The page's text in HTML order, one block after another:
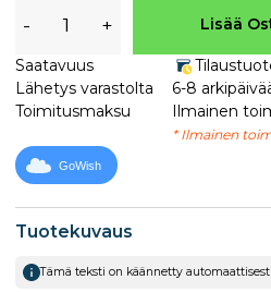
Tuotekuvaus
Tämä teksti on käännetty automaattisesti
- + Lisää
Saatavuus
Lähetys varastolta
6-8
Toimitusmaksu
Ilmainen
* Ilmainen
GoWish